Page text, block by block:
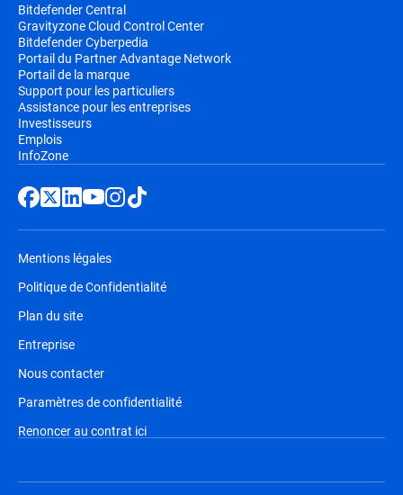
Bitdefender Central
Gravityzone Cloud Control Center
Bitdefender Cyberpedia
Portail du Partner Advantage Network
Portail de la marque
Support pour les particuliers
Assistance pour les entreprises
Investisseurs
Emplois
InfoZone
Mentions légales
Politique de Confidentialité
Plan du site
Entreprise
Nous contacter
Paramètres de confidentialité
Renoncer au contrat ici